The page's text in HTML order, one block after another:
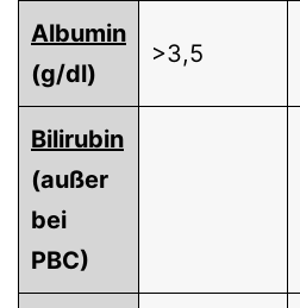
Albumin
(g/dl)
>3,5
Bilirubin
(außer
bei
PBC)